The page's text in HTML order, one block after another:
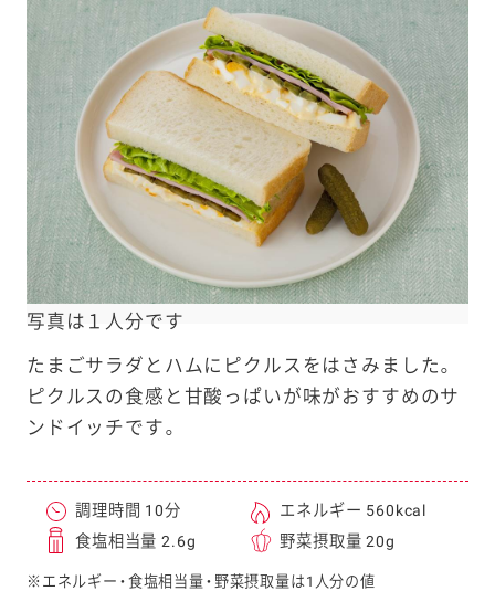
s
e
r
c
h
写真は１人分です
たまごサラダとハムにピクルスをはさみました。
ピクルスの食感と甘酸っぱいが味がおすすめのサ
ンドイッチです。
調理時間 10分
エネルギー 560kcal
食塩相当量 2.6g
野菜摂取量 20g
※エネルギー・食塩相当量・野菜摂取量は1人分の値